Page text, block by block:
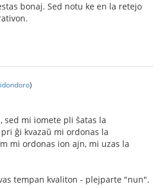
bonaj. Sed notu ke en la retejo
)
sed mi iomete pli ŝatas la
ĝi kvazaŭ mi ordonas la
mi ordonas ion ajn, mi uzas la
tempan kvaliton - plejparte "nun".